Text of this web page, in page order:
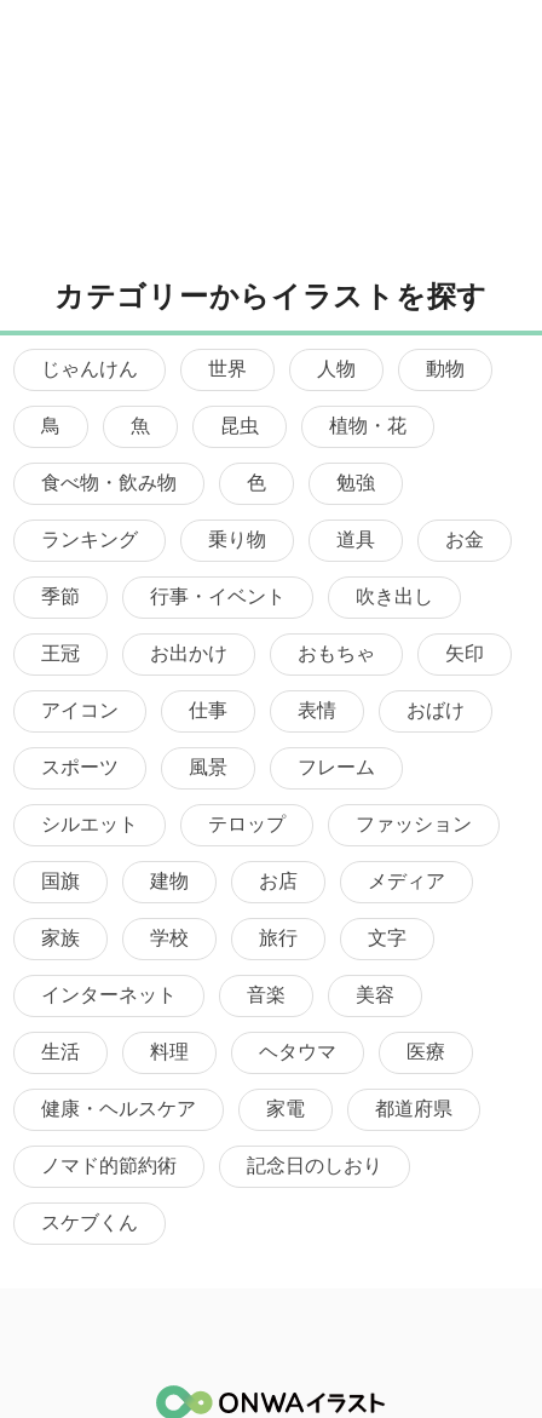
カテゴリーからイラストを探す
じゃんけん 世界 人物 動物
鳥 魚 昆虫 植物・花
食べ物・飲み物 色 勉強
ランキング 乗り物 道具 お金
季節 行事・イベント 吹き出し
王冠 お出かけ おもちゃ 矢印
アイコン 仕事 表情 おばけ
スポーツ 風景 フレーム
シルエット テロップ ファッション
国旗 建物 お店 メディア
家族 学校 旅行 文字
インターネット 音楽 美容
生活 料理 ヘタウマ 医療
健康・ヘルスケア 家電 都道府県
ノマド的節約術 記念日のしおり
スケブくん